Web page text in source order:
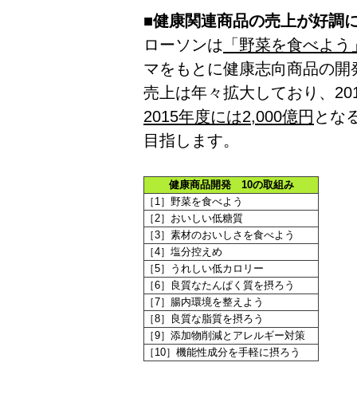
■健康関連商品の売上が好調
ローソンは 「野菜を食べよう
マをもとに健康志向商品の
売上は年々拡大しており、
2015年度には2,000億円 とな
目指します。
健康商品開発 10の取組み
［1］野菜を食べよう
［2］おいしい低糖質
［3］素材のおいしさを食べよう
［4］塩分控えめ
［5］うれしい低カロリー
［6］良質なたんぱく質を摂ろう
［7］腸内環境を整えよう
［8］良質な脂質を摂ろう
［9］添加物削減とアレルギー対策
［10］機能性成分を手軽に摂ろう